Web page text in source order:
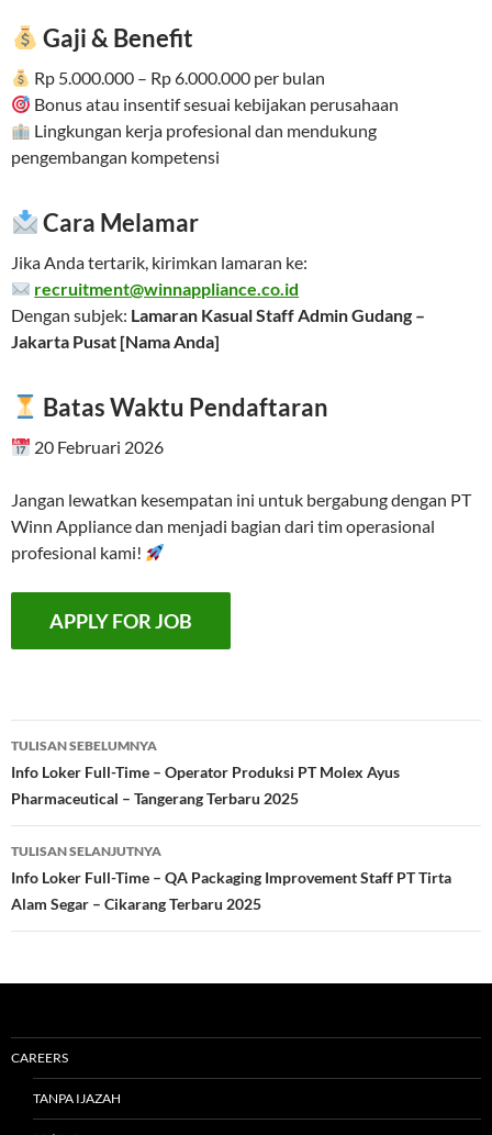
Gaji & Benefit
Rp 5.000.000 – Rp 6.000.000 per bulan
Bonus atau insentif sesuai kebijakan perusahaan
Lingkungan kerja profesional dan mendukung
pengembangan kompetensi
Cara Melamar
Jika Anda tertarik, kirimkan lamaran ke:
recruitment@winnappliance.co.id
Dengan subjek: Lamaran Kasual Staff Admin Gudang –
Jakarta Pusat [Nama Anda]
Batas Waktu Pendaftaran
20 Februari 2026
Jangan lewatkan kesempatan ini untuk bergabung dengan PT
Winn Appliance dan menjadi bagian dari tim operasional
profesional kami!
Navigasi
Tulisan
TULISAN SEBELUMNYA
Info Loker Full-Time – Operator Produksi PT Molex Ayus
Pharmaceutical – Tangerang Terbaru 2025
TULISAN SELANJUTNYA
Info Loker Full-Time – QA Packaging Improvement Staff PT Tirta
Alam Segar – Cikarang Terbaru 2025
CAREERS
TANPA IJAZAH